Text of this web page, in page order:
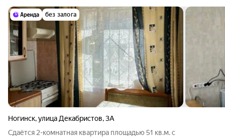
без залога
Ногинск,улица Декабристов,3А
Сдаётся 2-комнатная квартира площадью 51 кв.м. с